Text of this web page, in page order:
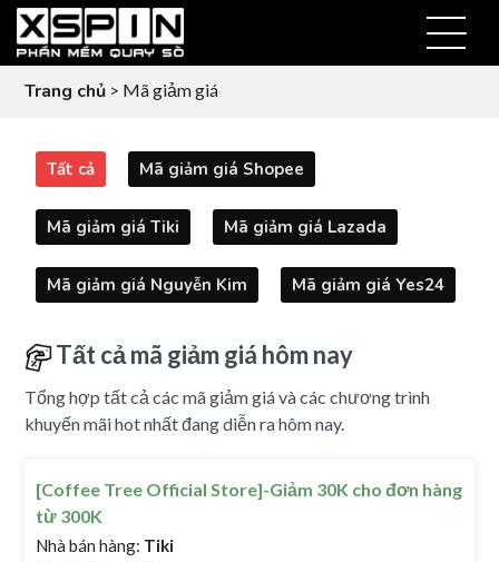
Trang chủ > Mã giảm giá
Tất cả Mã giảm giá Shopee
Mã giảm giá Tiki Mã giảm giá Lazada
Mã giảm giá Nguyễn Kim Mã giảm giá Yes24
Tất cả mã giảm giá hôm nay
Tổng hợp tất cả các mã giảm giá và các chương trình
khuyến mãi hot nhất đang diễn ra hôm nay.
[Coffee Tree Official Store]-Giảm 30K cho đơn hàng
từ 300K
Nhà bán hàng: Tiki